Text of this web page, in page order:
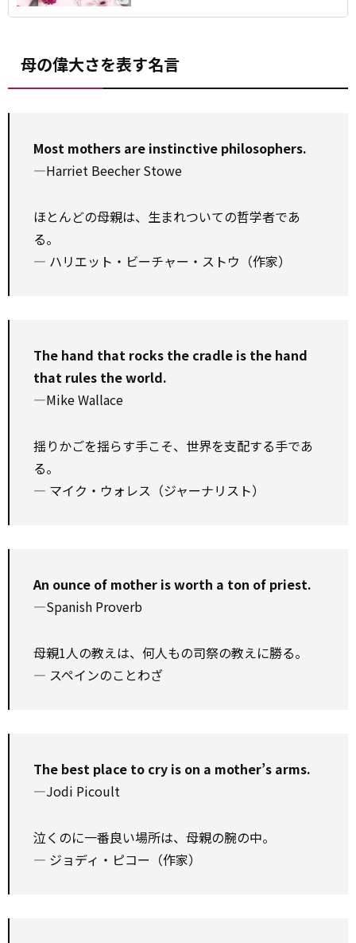
母の偉大さを表す名言
Most mothers are instinctive philosophers.
—Harriet Beecher Stowe
ほとんどの母親は、生まれついての哲学者であ
る。
― ハリエット・ビーチャー・ストウ（作家）
The hand that rocks the cradle is the hand
that rules the world.
—Mike Wallace
揺りかごを揺らす手こそ、世界を支配する手であ
る。
― マイク・ウォレス（ジャーナリスト）
An ounce of mother is worth a ton of priest.
—Spanish Proverb
母親1人の教えは、何人もの司祭の教えに勝る。
― スペインのことわざ
The best place to cry is on a mother’s arms.
—Jodi Picoult
泣くのに一番良い場所は、母親の腕の中。
― ジョディ・ピコー（作家）